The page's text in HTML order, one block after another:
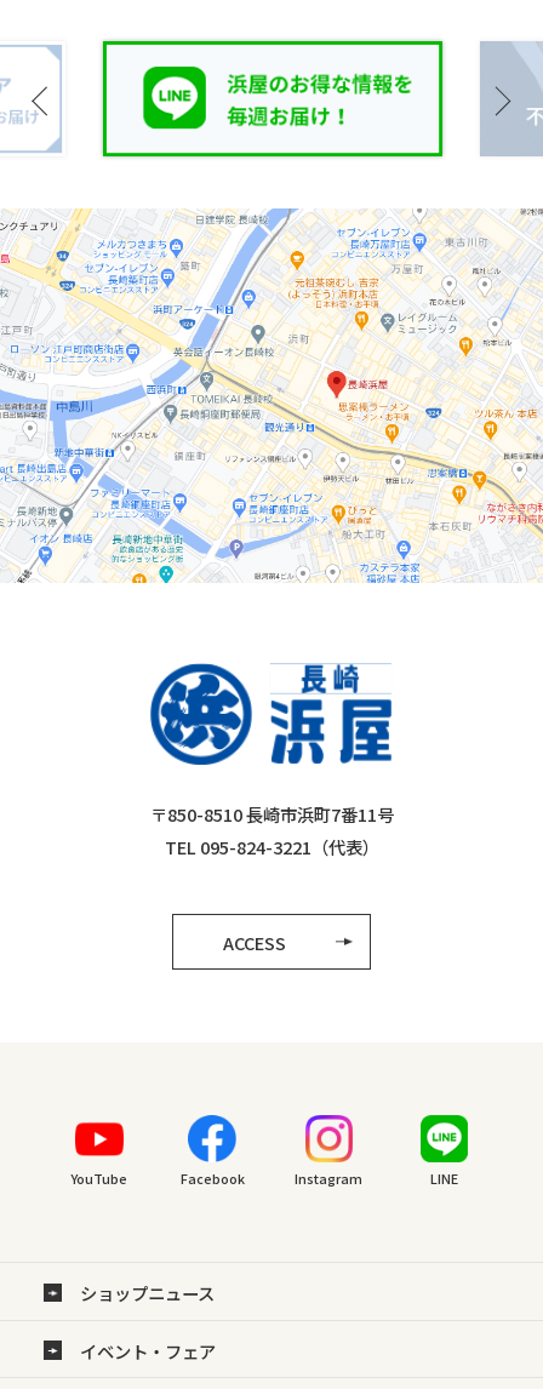
〒850-8510 長崎市浜町7番11号
TEL 095-824-3221（代表）
ACCESS
YouTube Facebook Instagram LINE
ショップニュース
イベント・フェア